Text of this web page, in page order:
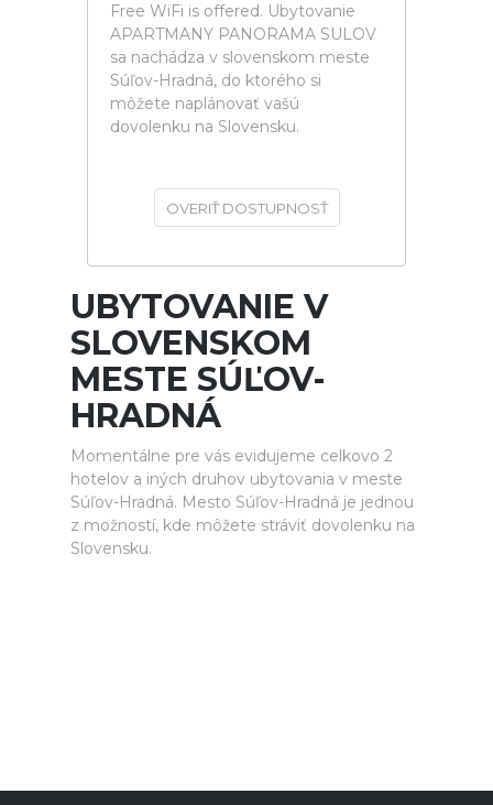
Free WiFi is offered. Ubytovanie
APARTMANY PANORAMA SULOV
sa nachádza v slovenskom meste
Súľov-Hradná, do ktorého si
môžete naplánovať vašú
dovolenku na Slovensku.
OVERIŤ DOSTUPNOSŤ
UBYTOVANIE V
SLOVENSKOM
MESTE SÚĽOV-
HRADNÁ
Momentálne pre vás evidujeme celkovo 2
hotelov a iných druhov ubytovania v meste
Súľov-Hradná. Mesto Súľov-Hradná je jednou
z možností, kde môžete stráviť dovolenku na
Slovensku.